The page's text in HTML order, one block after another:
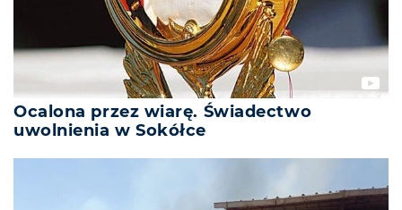
Ocalona przez wiarę. Świadectwo
uwolnienia w Sokółce